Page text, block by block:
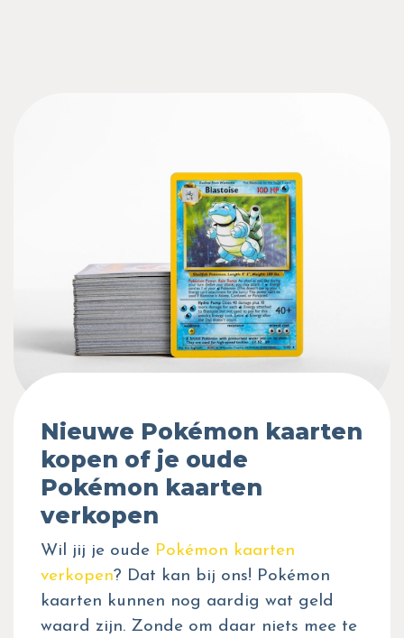
Nieuwe Pokémon kaarten
kopen of je oude
Pokémon kaarten
verkopen
Wil jij je oude Pokémon kaarten
verkopen? Dat kan bij ons! Pokémon
kaarten kunnen nog aardig wat geld
waard zijn. Zonde om daar niets mee te